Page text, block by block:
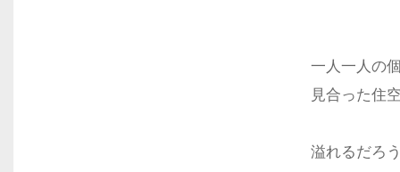
一人一人の
見合った住
溢れるだろ